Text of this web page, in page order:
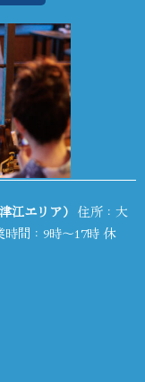
江エリア） 住所：大
時間：9時～17時 休